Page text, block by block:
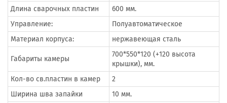
Длина сварочных пластин
600 мм.
Управление:
Полуавтоматическое
Материал корпуса:
нержавеющая сталь
Габариты камеры
700*550*120 (+120 высота
крышки), мм.
Кол-во св.пластин в камер
2
Ширина шва запайки
10 мм.